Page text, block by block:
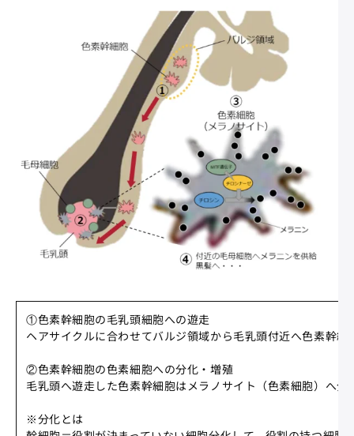
①色素幹細胞の毛乳頭細胞への遊走​
ヘアサイクルに合わせてバルジ領域から毛乳頭付近へ色素幹
②色素幹細胞の色素細胞への分化・増殖​
毛乳頭へ遊走した色素幹細胞はメラノサイト（色素細胞）へ
※分化とは